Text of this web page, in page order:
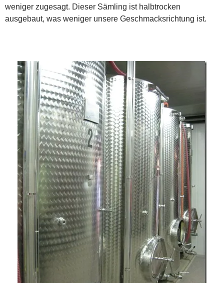
weniger zugesagt. Dieser Sämling ist halbtrocken
ausgebaut, was weniger unsere Geschmacksrichtung ist.